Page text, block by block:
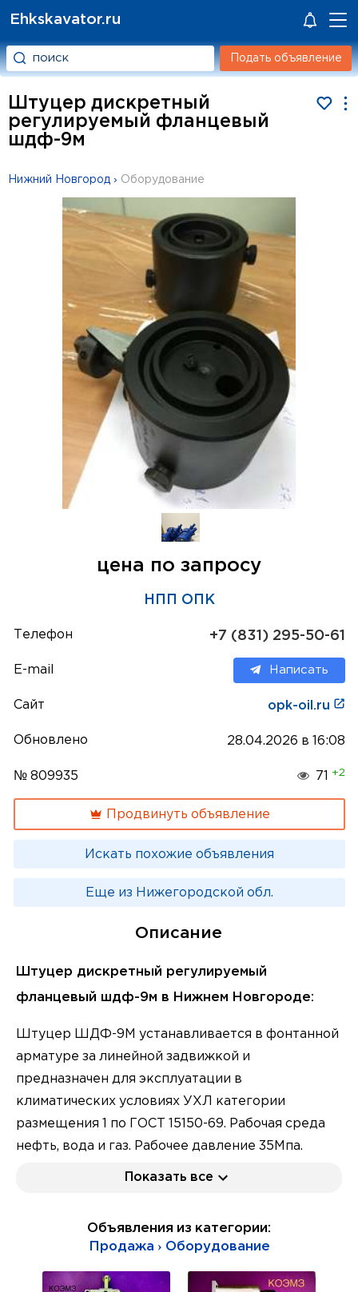
Ehkskavator.ru
Подать объявление
Штуцер дискретный
регулируемый фланцевый
шдф-9м
Нижний Новгород › Оборудование
цена по запросу
НПП ОПК
Телефон +7 (831) 295-50-61
E-mail Написать
Сайт opk-oil.ru
Обновлено 28.04.2026 в 16:08
№ 809935 71 +2
Продвинуть объявление
Искать похожие объявления
Еще из Нижегородской обл.
Описание
Штуцер дискретный регулируемый
фланцевый шдф-9м в Нижнем Новгороде:
Штуцер ШДФ-9М устанавливается в фонтанной
арматуре за линейной задвижкой и
предназначен для эксплуатации в
климатических условиях УХЛ категории
размещения 1 по ГОСТ 15150-69. Рабочая среда
нефть, вода и газ. Рабочее давление 35Мпа.
Рабочая температура окружающей среды от
Регулирующий орган цилиндр. Управление
учёта выводов для манометров, 200,5х125х93мм.
Показать все
Объявления из категории:
Продажа › Оборудование